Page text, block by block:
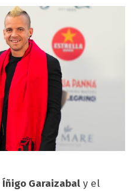
Íñigo Garaizabal y el